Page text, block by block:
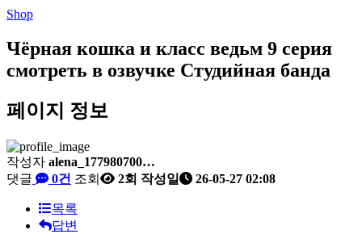
Shop
Чёрная кошка и класс ведьм 9 серия
смотреть в озвучке Студийная банда
페이지 정보
작성자 alena_177980700…
댓글
0건 조회 2회 작성일 26-05-27 02:08
목록
답변